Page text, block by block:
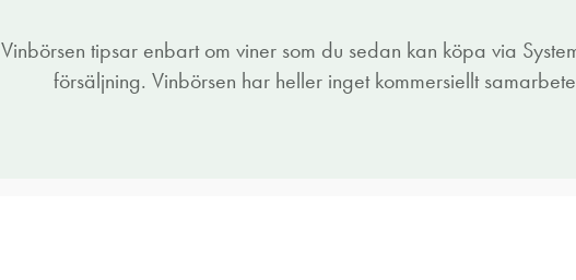
Vinbörsen tipsar enbart om viner som du sedan kan köpa via
försäljning. Vinbörsen har heller inget kommersiellt